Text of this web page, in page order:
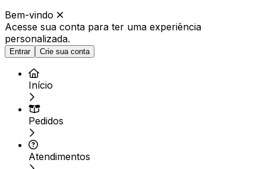
Bem-vindo
Acesse sua conta para ter uma experiência
personalizada.
Entrar Crie sua conta
Início
Pedidos
Atendimentos